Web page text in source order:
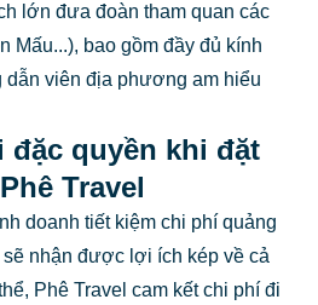
lớn đưa đoàn tham quan các
Mấu...), bao gồm đầy đủ kính
dẫn viên địa phương am hiểu
đặc quyền khi đặt
Travel
doanh tiết kiệm chi phí quảng
nhận được lợi ích kép về cả
Phê Travel cam kết chi phí đi